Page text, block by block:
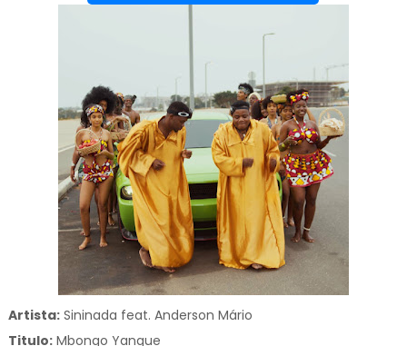
Artista:Sininada feat. Anderson Mário
Titulo:Mbongo Yangue